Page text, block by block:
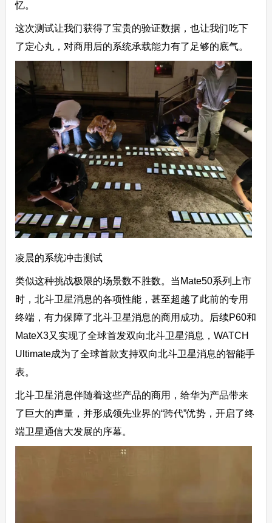
忆。
这次测试让我们获得了宝贵的验证数据，也让我们吃下
了定心丸，对商用后的系统承载能力有了足够的底气。
凌晨的系统冲击测试
类似这种挑战极限的场景数不胜数。当Mate50系列上市
时，北斗卫星消息的各项性能，甚至超越了此前的专用
终端，有力保障了北斗卫星消息的商用成功。后续P60和
MateX3又实现了全球首发双向北斗卫星消息，WATCH
Ultimate成为了全球首款支持双向北斗卫星消息的智能手
表。
北斗卫星消息伴随着这些产品的商用，给华为产品带来
了巨大的声量，并形成领先业界的“跨代”优势，开启了终
端卫星通信大发展的序幕。